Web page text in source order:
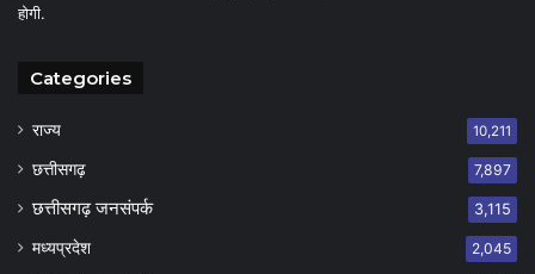
होगी.
Categories
राज्य 10,211
छत्तीसगढ़ 7,897
छत्तीसगढ़ जनसंपर्क 3,115
मध्यप्रदेश 2,045